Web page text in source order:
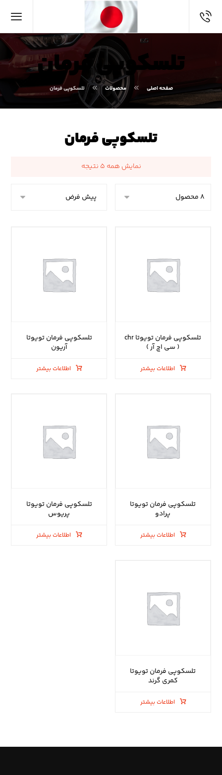
تلسکوپی فرمان
صفحه اصلی محصولات تلسکوپی فرمان
تلسکوپی فرمان
نمایش همه ۵ نتیجه
تلسکوپی فرمان تویوتا chr
( سی اچ آر )
اطلاعات بیشتر
تلسکوپی فرمان تویوتا
آریون
اطلاعات بیشتر
تلسکوپی فرمان تویوتا
پرادو
اطلاعات بیشتر
تلسکوپی فرمان تویوتا
پریوس
اطلاعات بیشتر
تلسکوپی فرمان تویوتا
کمری گرند
اطلاعات بیشتر